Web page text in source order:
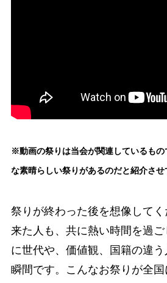
※動画の祭りは当会が関連しているも
な素晴らしい祭りがあるのだと紹介させ
祭りが終わった後を想像して
来た人も、共に熱い時間を過
に世代や、価値観、国籍の違
瞬間です。こんなお祭りが全国